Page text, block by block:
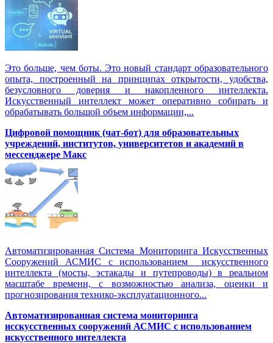
Это больше, чем боты. Это новый стандарт образовательного
опыта, построенный на принципах открытости, удобства,
безусловного доверия и накопленного интеллекта.
Искусственный интеллект может оперативно собирать и
обрабатывать большой объем информации,...
Цифровой помощник (чат-бот) для образовательных
учреждений, институтов, университетов и академий в
мессенджере Макс
Автоматизированная Система Мониторинга Искусственных
Сооружений АСМИС с использованием искусственного
интеллекта (мосты, эстакады и путепроводы) в реальном
масштабе времени, с возможностью анализа, оценки и
прогнозирования технико-эксплуатационного...
Автоматизированная система мониторинга
исскусственных сооружений АСМИС с использованием
искусственного интеллекта